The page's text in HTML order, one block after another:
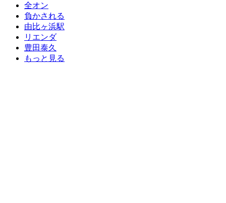
全オン
負かされる
由比ヶ浜駅
リエンダ
豊田泰久
もっと見る